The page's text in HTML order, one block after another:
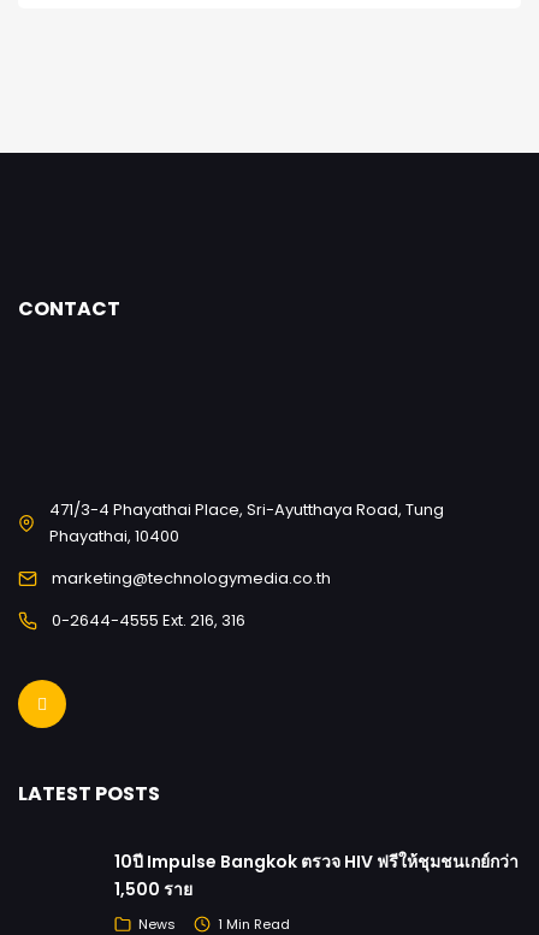
CONTACT
471/3-4 Phayathai Place, Sri-Ayutthaya Road, Tung
Phayathai, 10400
marketing@technologymedia.co.th
0-2644-4555 Ext. 216, 316
LATEST POSTS
10ปี Impulse Bangkok ตรวจ HIV ฟรีให้ชุมชนเกย์กว่า
1,500 ราย
News 1 Min Read